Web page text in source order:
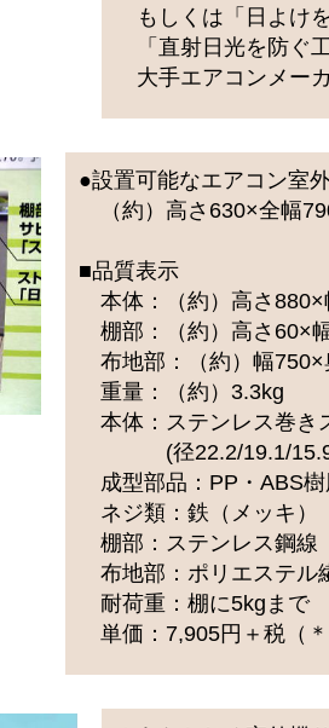
もしくは「日よけ
「直射日光を防ぐ
大手エアコンメー
●設置可能なエアコン室
（約）高さ630×全幅
■品質表示
本体：（約）高さ880×
棚部：（約）高さ60×
布地部：（約）幅750×
重量：（約）3.3kg
本体：ステンレス巻き
(径22.2/19.1/
成型部品：PP・ABS樹
ネジ類：鉄（メッキ）
棚部：ステンレス鋼線
布地部：ポリエステル
耐荷重：棚に5kgまで
単価：7,905円＋税（